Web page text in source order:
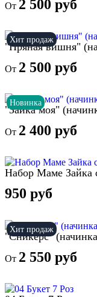
От 2 500 руб
Хит продаж
"Пряная вишня"
От 2 500 руб
Новинка
"Зайка моя"
От 2 400 руб
Набор Маме Зайка
950 руб
Хит продаж
"Сникерс"
От 2 550 руб